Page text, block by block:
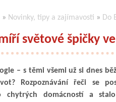
» Novinky, tipy a zajímavosti » Do
světové špičky
– s těmi všemi už si dnes
Rozpoznávání řeči se
chytrých domácností a